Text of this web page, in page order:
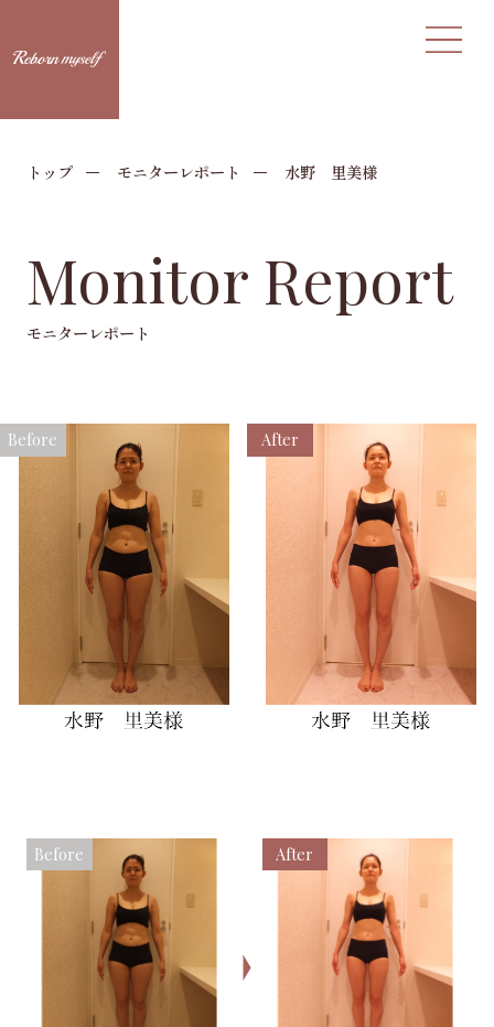
トップ モニターレポート 水野 里美様
Monitor Report
モニターレポート
Before After
Before After